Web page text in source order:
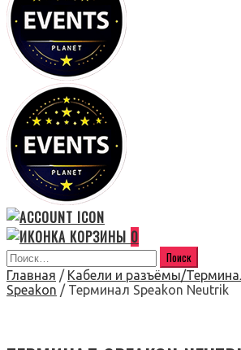
0
Главная / Кабели и разъёмы/
Speakon / Терминал Speakon Neutrik